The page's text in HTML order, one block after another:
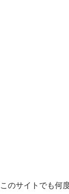
このサイトでも何